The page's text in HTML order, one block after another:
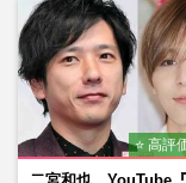
三
り
ア
週
マン長男・櫻井海音だ
⭐ 高評